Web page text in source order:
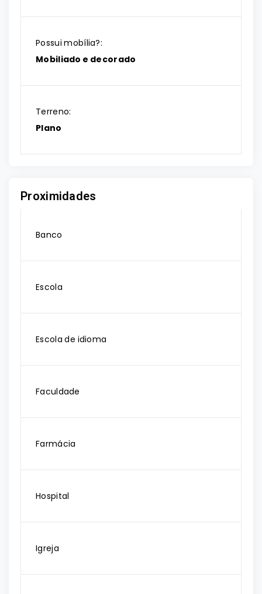
Possui mobília?:
Mobiliado e decorado
Terreno:
Plano
Proximidades
Banco
Escola
Escola de idioma
Faculdade
Farmácia
Hospital
Igreja